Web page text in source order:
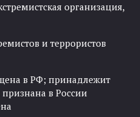
организация,
и террористов
в РФ; принадлежит
в России